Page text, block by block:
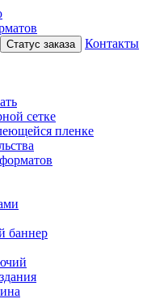
Статус заказа
Контакты
сетке
пленке
баннер